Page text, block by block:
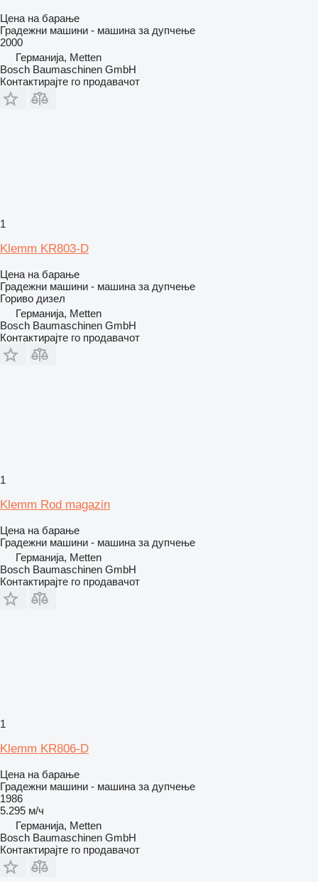
Цена на барање
Градежни машини - машина за дупчење
2000
Германија, Metten
Bosch Baumaschinen GmbH
Контактирајте го продавачот
1
Klemm KR803-D
Цена на барање
Градежни машини - машина за дупчење
Гориво дизел
Германија, Metten
Bosch Baumaschinen GmbH
Контактирајте го продавачот
1
Klemm Rod magazin
Цена на барање
Градежни машини - машина за дупчење
Германија, Metten
Bosch Baumaschinen GmbH
Контактирајте го продавачот
1
Klemm KR806-D
Цена на барање
Градежни машини - машина за дупчење
1986
5.295 м/ч
Германија, Metten
Bosch Baumaschinen GmbH
Контактирајте го продавачот